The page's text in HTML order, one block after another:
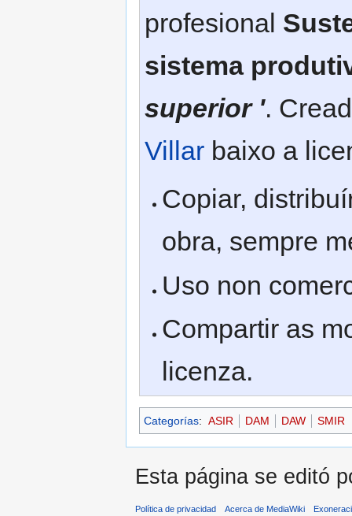
profesional
sistema
superior '.
Villarbaixo a
Copiar,
obra, sempre
Uso non
Compartir as
licenza.
Categorías: ASIR DAM DAW SMIR
Esta página se editó
Política de privacidad Acerca de MediaWiki